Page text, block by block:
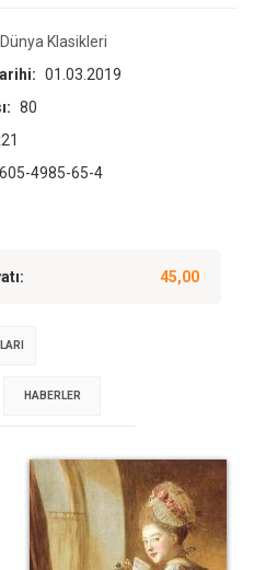
Klasikleri
01.03.2019
80
4985-65-4
45,00
HABERLER